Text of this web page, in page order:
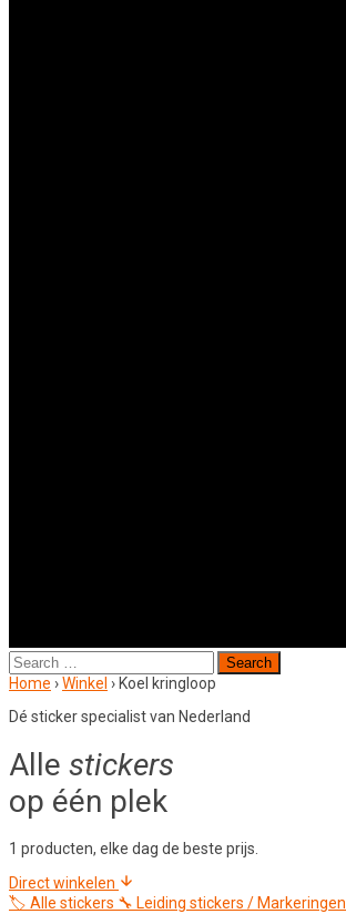
Search
for:
Home ›Winkel › Koel kringloop
Dé sticker specialist van Nederland
Alle stickers
op één plek
1 producten, elke dag de beste prijs.
Direct winkelen
🏷️ Alle stickers 🔧 Leiding stickers / Markeringen